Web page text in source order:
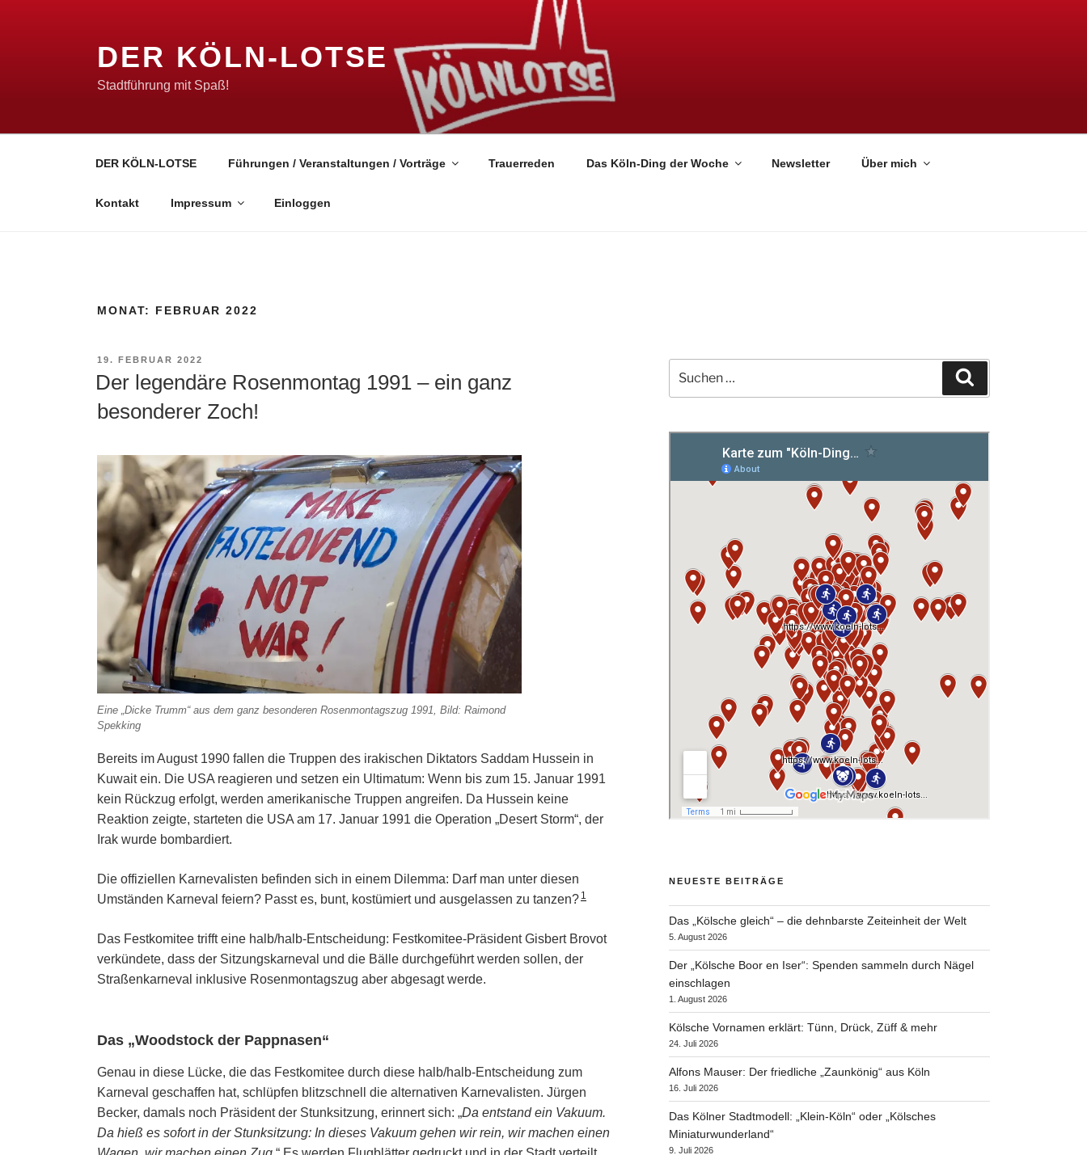
DER KÖLN-LOTSE
Stadtführung mit Spaß!
DER KÖLN-LOTSE Führungen / Veranstaltungen / Vorträge Trauerreden Das Köln-Ding der Woche Newsletter Über mich
Kontakt Impressum Einloggen
MONAT: FEBRUAR 2022
VERÖFFENTLICHT
19. FEBRUAR 2022
Der legendäre Rosenmontag 1991 – ein ganz
besonderer Zoch!
Eine „Dicke Trumm“ aus dem ganz besonderen Rosenmontagszug 1991, Bild: Raimond
Spekking
Bereits im August 1990 fallen die Truppen des irakischen Diktators Saddam Hussein in
Kuwait ein. Die USA reagieren und setzen ein Ultimatum: Wenn bis zum 15. Januar 1991
kein Rückzug erfolgt, werden amerikanische Truppen angreifen. Da Hussein keine
Reaktion zeigte, starteten die USA am 17. Januar 1991 die Operation „Desert Storm“, der
Irak wurde bombardiert.
Die offiziellen Karnevalisten befinden sich in einem Dilemma: Darf man unter diesen
Umständen Karneval feiern? Passt es, bunt, kostümiert und ausgelassen zu tanzen? 1
Das Festkomitee trifft eine halb/halb-Entscheidung: Festkomitee-Präsident Gisbert Brovot
verkündete, dass der Sitzungskarneval und die Bälle durchgeführt werden sollen, der
Straßenkarneval inklusive Rosenmontagszug aber abgesagt werde.
Das „Woodstock der Pappnasen“
Genau in diese Lücke, die das Festkomitee durch diese halb/halb-Entscheidung zum
Karneval geschaffen hat, schlüpfen blitzschnell die alternativen Karnevalisten. Jürgen
Becker, damals noch Präsident der Stunksitzung, erinnert sich: „Da entstand ein Vakuum.
Da hieß es sofort in der Stunksitzung: In dieses Vakuum gehen wir rein, wir machen einen
nach:
NEUESTE BEITRÄGE
Das „Kölsche gleich“ – die dehnbarste Zeiteinheit der Welt
5. August 2026
Der „Kölsche Boor en Iser“: Spenden sammeln durch Nägel
einschlagen
1. August 2026
Kölsche Vornamen erklärt: Tünn, Drück, Züff & mehr
24. Juli 2026
Alfons Mauser: Der friedliche „Zaunkönig“ aus Köln
16. Juli 2026
Das Kölner Stadtmodell: „Klein-Köln“ oder „Kölsches
Miniaturwunderland“
9. Juli 2026